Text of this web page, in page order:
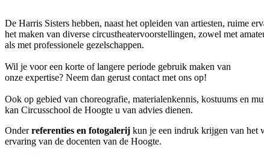
De Harris Sisters hebben, naast het opleiden van artiesten, ruime
het maken van diverse circustheatervoorstellingen, zowel met
als met professionele gezelschappen.
Wil je voor een korte of langere periode gebruik maken van
onze expertise? Neem dan gerust contact met ons op!
Ook op gebied van choreografie, materialenkennis, kostuums en
kan Circusschool de Hoogte u van advies dienen.
Onderreferenties en fotogalerij kun je een indruk krijgen van het
ervaring van de docenten van de Hoogte.